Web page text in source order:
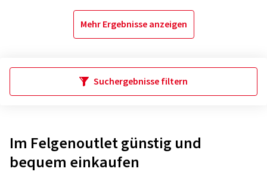
Mehr Ergebnisse anzeigen
Suchergebnisse filtern
Im Felgenoutlet günstig und
bequem einkaufen